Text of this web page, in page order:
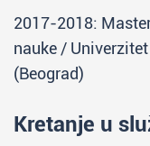
2017-2018:
nauke /
(Beograd)
Kretanje u